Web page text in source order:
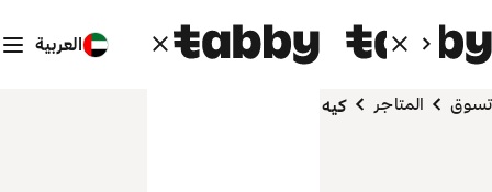
العربية
تسوق المتاجر كيه إكس باي سالم